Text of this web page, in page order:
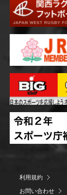
利用規約
お問い合わせ